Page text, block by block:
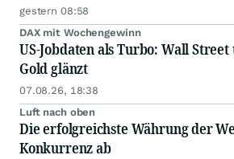
gestern 08:58
DAX mit Wochengewinn
US-Jobdaten als Turbo: Wall
Gold glänzt
07.08.26, 18:38
Luft nach oben
Die erfolgreichste Währung der
Konkurrenz ab